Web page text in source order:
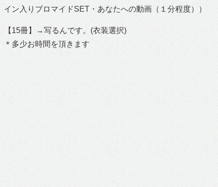
イン入りブロマイドSET・あなたへの動画（１分程度））
【15冊】→写るんです。(衣装選択)
＊多少お時間を頂きます